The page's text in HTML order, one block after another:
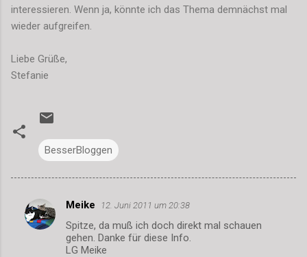
interessieren. Wenn ja, könnte ich das Thema demnächst mal
wieder aufgreifen.
Liebe Grüße,
Stefanie
BesserBloggen
K
o
Meike 12. Juni 2011 um 20:38
Spitze, da muß ich doch direkt mal schauen
gehen. Danke für diese Info.
LG Meike